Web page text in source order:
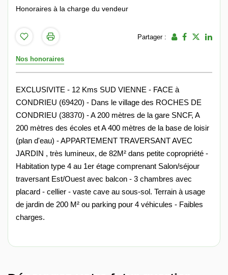
Honoraires à la charge du vendeur
Partager :
Nos honoraires
EXCLUSIVITE - 12 Kms SUD VIENNE - FACE à
CONDRIEU (69420) - Dans le village des ROCHES DE
CONDRIEU (38370) - A 200 mètres de la gare SNCF, A
200 mètres des écoles et A 400 mètres de la base de loisir
(plan d'eau) - APPARTEMENT TRAVERSANT AVEC
JARDIN , très lumineux, de 82M² dans petite copropriété -
Habitation type 4 au 1er étage comprenant Salon/séjour
traversant Est/Ouest avec balcon - 3 chambres avec
placard - cellier - vaste cave au sous-sol. Terrain à usage
de jardin de 200 M² ou parking pour 4 véhicules - Faibles
charges.